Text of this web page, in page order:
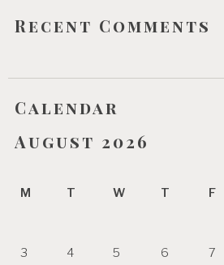
Recent Comments
Calendar
August 2026
M T W T F
3 4 5 6 7